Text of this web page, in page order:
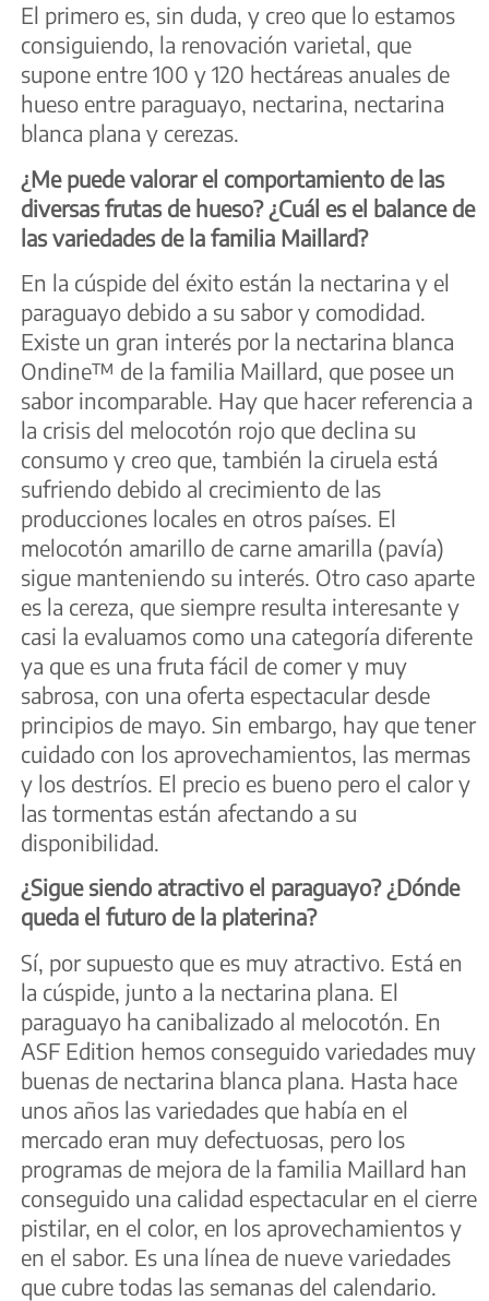
El primero es, sin duda, y creo que lo estamos
consiguiendo, la renovación varietal, que
supone entre 100 y 120 hectáreas anuales de
hueso entre paraguayo, nectarina, nectarina
blanca plana y cerezas.
¿Me puede valorar el comportamiento de las
diversas frutas de hueso? ¿Cuál es el balance de
las variedades de la familia Maillard?
En la cúspide del éxito están la nectarina y el
paraguayo debido a su sabor y comodidad.
Existe un gran interés por la nectarina blanca
Ondine™ de la familia Maillard, que posee un
sabor incomparable. Hay que hacer referencia a
la crisis del melocotón rojo que declina su
consumo y creo que, también la ciruela está
sufriendo debido al crecimiento de las
producciones locales en otros países. El
melocotón amarillo de carne amarilla (pavía)
sigue manteniendo su interés. Otro caso aparte
es la cereza, que siempre resulta interesante y
casi la evaluamos como una categoría diferente
ya que es una fruta fácil de comer y muy
sabrosa, con una oferta espectacular desde
principios de mayo. Sin embargo, hay que tener
cuidado con los aprovechamientos, las mermas
y los destríos. El precio es bueno pero el calor y
las tormentas están afectando a su
disponibilidad.
¿Sigue siendo atractivo el paraguayo? ¿Dónde
queda el futuro de la platerina?
Sí, por supuesto que es muy atractivo. Está en
la cúspide, junto a la nectarina plana. El
paraguayo ha canibalizado al melocotón. En
ASF Edition hemos conseguido variedades muy
buenas de nectarina blanca plana. Hasta hace
unos años las variedades que había en el
mercado eran muy defectuosas, pero los
programas de mejora de la familia Maillard han
conseguido una calidad espectacular en el cierre
pistilar, en el color, en los aprovechamientos y
en el sabor. Es una línea de nueve variedades
que cubre todas las semanas del calendario.